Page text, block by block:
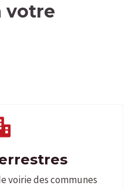
votre
voirie des communes